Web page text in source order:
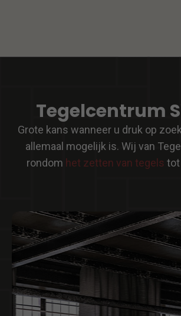
Tegelcentrum
Grote kans wanneer u druk op
allemaal mogelijk is. Wij van
rondom het zetten van tegels tot